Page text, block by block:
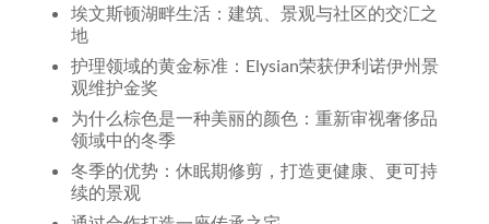
埃文斯顿湖畔生活：建筑、景观与社区的交汇之
地
护理领域的黄金标准：Elysian荣获伊利诺伊州景
观维护金奖
为什么棕色是一种美丽的颜色：重新审视奢侈品
领域中的冬季
冬季的优势：休眠期修剪，打造更健康、更可持
续的景观